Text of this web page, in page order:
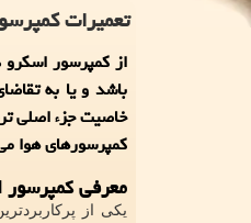
تعمیرات
از کمپرسور
باشد و یا به
خاصیت جزء اصلی
کمپرسورهای هوا
معرفی کمپرسور
یکی از